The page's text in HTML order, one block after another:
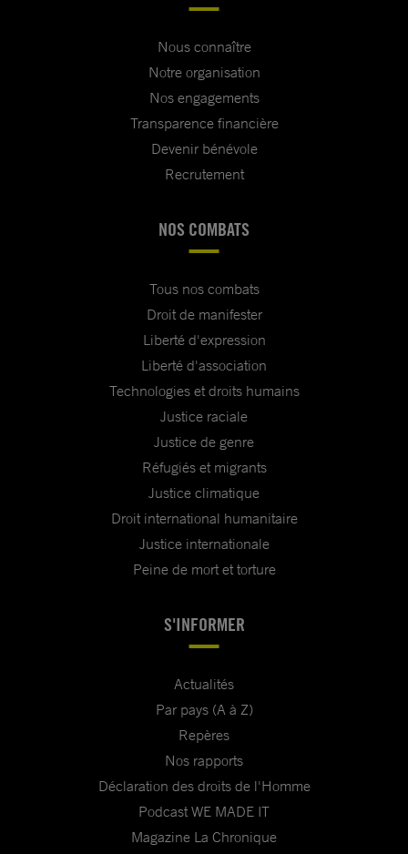
Nous connaître
Notre organisation
Nos engagements
Transparence financière
Devenir bénévole
Recrutement
NOS COMBATS
Tous nos combats
Droit de manifester
Liberté d'expression
Liberté d'association
Technologies et droits humains
Justice raciale
Justice de genre
Réfugiés et migrants
Justice climatique
Droit international humanitaire
Justice internationale
Peine de mort et torture
S'INFORMER
Actualités
Par pays (A à Z)
Repères
Nos rapports
Déclaration des droits de l'Homme
Podcast WE MADE IT
Magazine La Chronique